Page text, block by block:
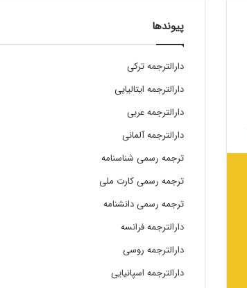
پیوندها
دارالترجمه ترکی
دارالترجمه ایتالیایی
دارالترجمه عربی
دارالترجمه آلمانی
ترجمه رسمی شناسنامه
ترجمه رسمی کارت ملی
ترجمه رسمی دانشنامه
دارالترجمه فرانسه
دارالترجمه روسی
دارالترجمه اسپانیایی